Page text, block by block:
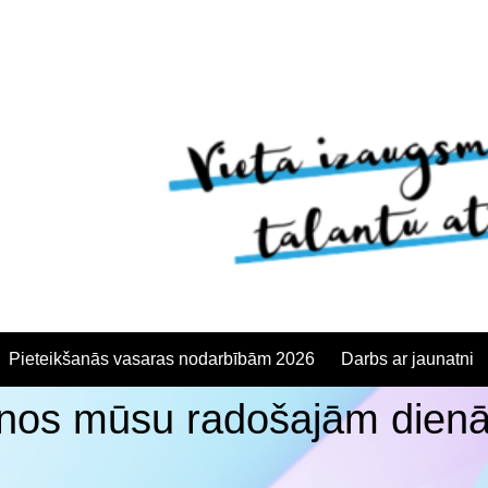
Pieteikšanās vasaras nodarbībām 2026 Darbs ar jaunatni
mūsu radošajām